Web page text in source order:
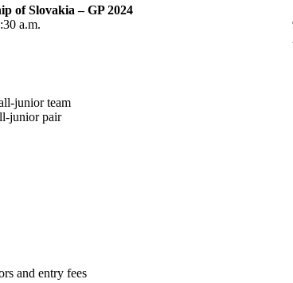
of Slovakia – GP 2024
a.m.
junior team
junior pair
and entry fees